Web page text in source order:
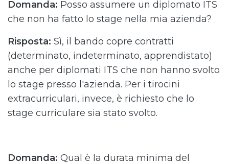
Domanda: Posso assumere un diplomato ITS
che non ha fatto lo stage nella mia azienda?
Risposta: Sì, il bando copre contratti
(determinato, indeterminato, apprendistato)
anche per diplomati ITS che non hanno svolto
lo stage presso l'azienda. Per i tirocini
extracurriculari, invece, è richiesto che lo
stage curriculare sia stato svolto.
Domanda: Qual è la durata minima del